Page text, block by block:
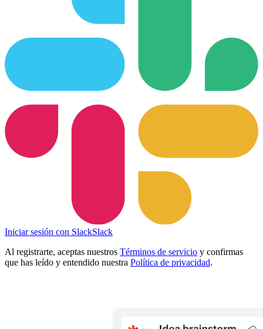
Iniciar sesión con SlackSlack
Al registrarte, aceptas nuestros Términos de servicio y confirmas
que has leído y entendido nuestra Política de privacidad.